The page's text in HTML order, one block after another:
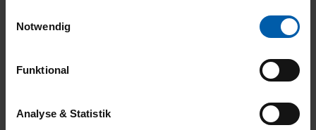
grundlegende Funktionen wie etwa zur Auswahl und
gewährleisten.
Für die Darstellung personalisierter Angebote, Anzeigen
und Inhalte aufgrund Ihres Nutzerverhaltens und Ihres
Notwendig
Funktional
Analyse & Statistik
25.02.2026
Entspricht meinen Erwartungen